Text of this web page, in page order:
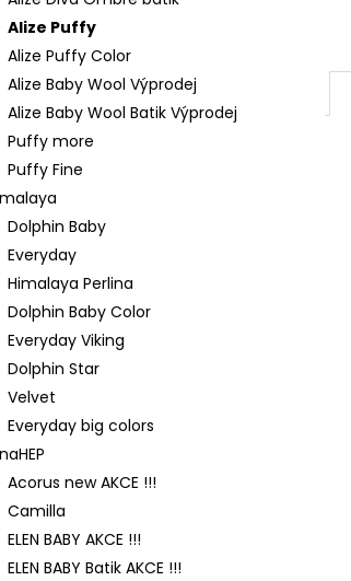
Alize Puffy
Alize Puffy Color
Alize Baby Wool Výprodej
Alize Baby Wool Batik Výprodej
Puffy more
Puffy Fine
Dolphin Baby
Everyday
Himalaya Perlina
Dolphin Baby Color
Everyday Viking
Dolphin Star
Velvet
Everyday big colors
Acorus new AKCE !!!
Camilla
ELEN BABY AKCE !!!
ELEN BABY Batik AKCE !!!
FLOWERS 274